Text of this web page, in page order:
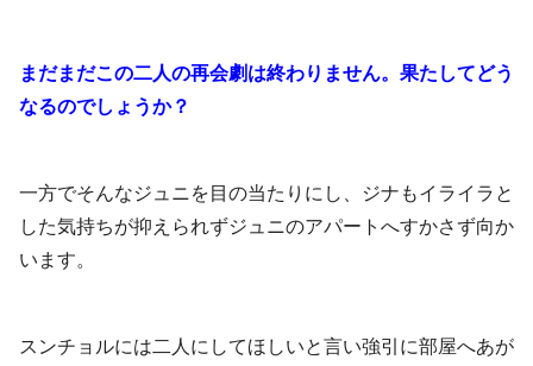
まだまだこの二人の再会劇は終わりません。果たしてどう
なるのでしょうか？
一方でそんなジュニを目の当たりにし、ジナもイライラと
した気持ちが抑えられずジュニのアパートへすかさず向か
います。
スンチョルには二人にしてほしいと言い強引に部屋へあが